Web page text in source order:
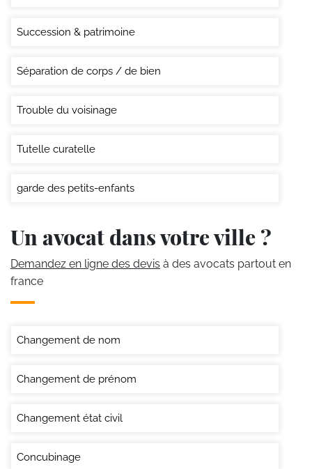
Succession & patrimoine
Séparation de corps / de bien
Trouble du voisinage
Tutelle curatelle
garde des petits-enfants
Un avocat dans votre ville ?
Demandez en ligne des devis à des avocats partout en
france
Changement de nom
Changement de prénom
Changement état civil
Concubinage